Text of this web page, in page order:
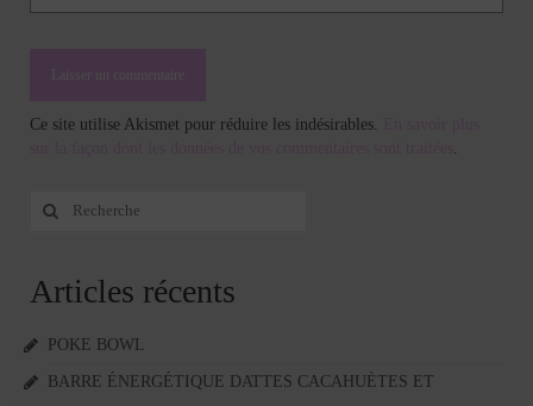
Ce site utilise Akismet pour réduire les indésirables.
Rechercher
Articles récents
POKE BOWL
BARRE ÉNERGÉTIQUE DATTES CACAHUÈTES ET